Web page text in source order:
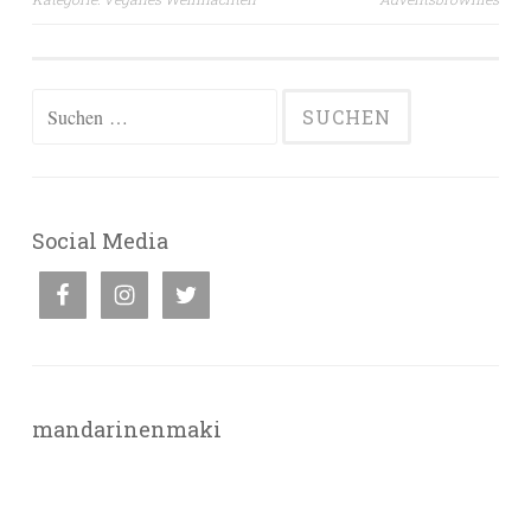
Suchen
Social Media
mandarinenmaki